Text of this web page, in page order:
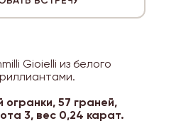
Gioielli из белого
огранки, 57 граней,
3, вес 0,24 карат.